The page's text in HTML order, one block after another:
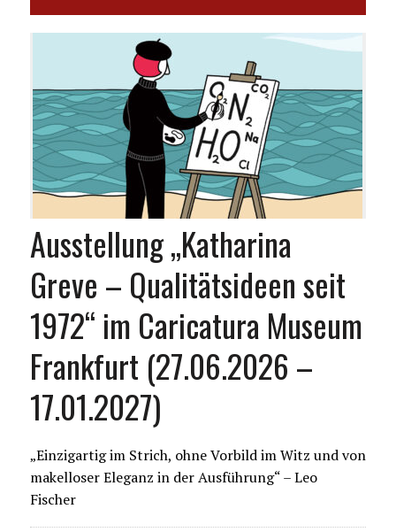
Ausstellung „Katharina
Greve – Qualitätsideen seit
1972“ im Caricatura Museum
Frankfurt (27.06.2026 –
17.01.2027)
„Einzigartig im Strich, ohne Vorbild im Witz und von
makelloser Eleganz in der Ausführung“ – Leo
Fischer